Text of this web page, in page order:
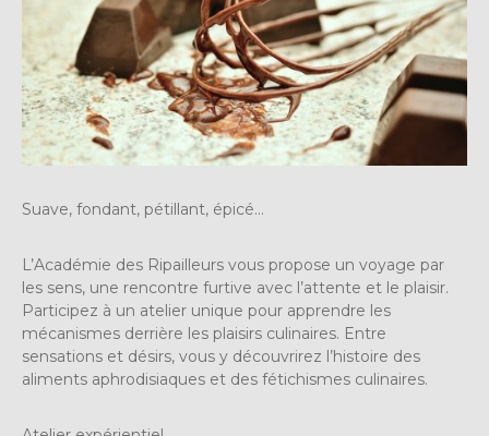
Suave, fondant, pétillant, épicé…
L’Académie des Ripailleurs vous propose un voyage par
les sens, une rencontre furtive avec l’attente et le plaisir.
Participez à un atelier unique pour apprendre les
mécanismes derrière les plaisirs culinaires. Entre
sensations et désirs, vous y découvrirez l’histoire des
aliments aphrodisiaques et des fétichismes culinaires.